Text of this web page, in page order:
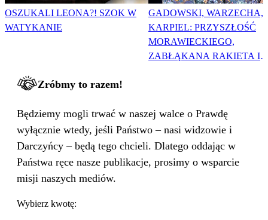
OSZUKALI LEONA?! SZOK W
WATYKANIE
GADOWSKI, WARZECHA,
KARPIEL: PRZYSZŁOŚĆ
MORAWIECKIEGO,
ZABŁĄKANA RAKIETA I
Zróbmy to razem!
Będziemy mogli trwać w naszej walce o Prawdę
wyłącznie wtedy, jeśli Państwo – nasi widzowie i
Darczyńcy – będą tego chcieli. Dlatego oddając w
Państwa ręce nasze publikacje, prosimy o wsparcie
misji naszych mediów.
Wybierz kwotę: